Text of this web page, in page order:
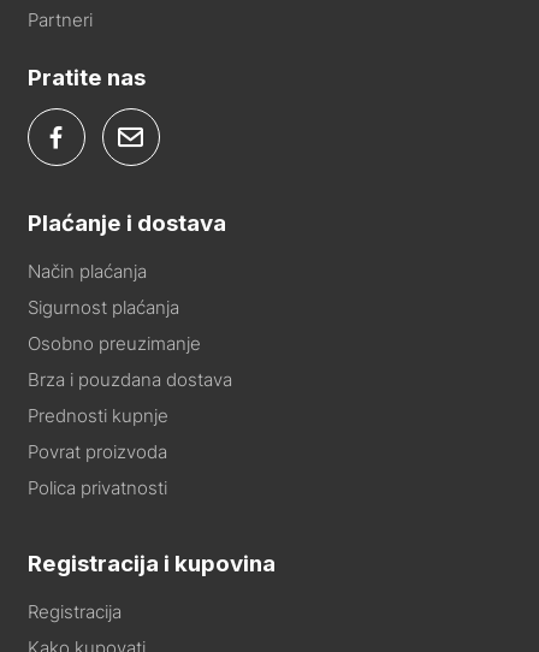
Partneri
Pratite nas
Plaćanje i dostava
Način plaćanja
Sigurnost plaćanja
Osobno preuzimanje
Brza i pouzdana dostava
Prednosti kupnje
Povrat proizvoda
Polica privatnosti
Registracija i kupovina
Registracija